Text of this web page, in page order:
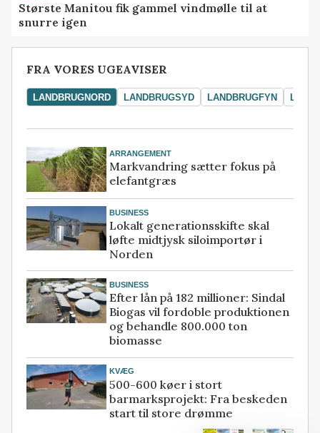
Største Manitou fik gammel vindmølle til at
snurre igen
FRA VORES UGEAVISER
LANDBRUGNORD LANDBRUGSYD LANDBRUGFYN
ARRANGEMENT
Markvandring sætter fokus på
elefantgræs
BUSINESS
Lokalt generationsskifte skal
løfte midtjysk siloimportør i
Norden
BUSINESS
Efter lån på 182 millioner: Sindal
Biogas vil fordoble produktionen
og behandle 800.000 ton
biomasse
KVÆG
500-600 køer i stort
barmarksprojekt: Fra beskeden
start til store drømme